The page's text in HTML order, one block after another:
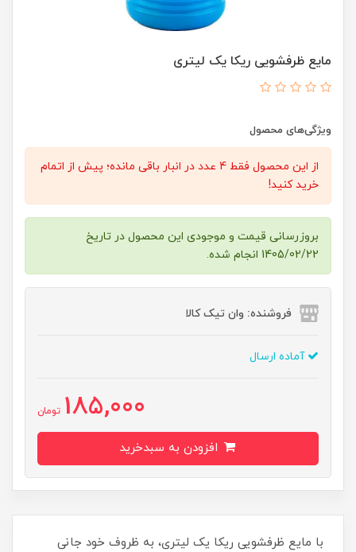
مایع ظرفشویی ریکا یک لیتری
ویژگی‌های محصول
از این محصول فقط 4 عدد در انبار باقی مانده؛ پیش از اتمام
خرید کنید!
بروزرسانی قیمت و موجودی این محصول در تاریخ
1405/02/22 انجام شده.
فروشنده: وان تیک کالا
آماده ارسال
185,000 تومان
با مایع ظرفشویی ریکا یک لیتری، به ظروف خود جانی